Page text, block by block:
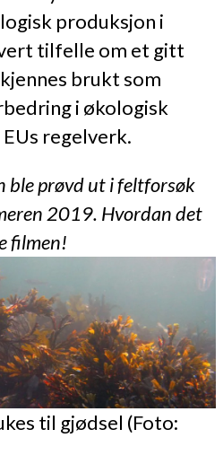
produksjon i
tilfelle om et gitt
brukt som
i økologisk
regelverk.
ble prøvd ut i feltforsøk
2019. Hvordan det
filmen!
til gjødsel (Foto: